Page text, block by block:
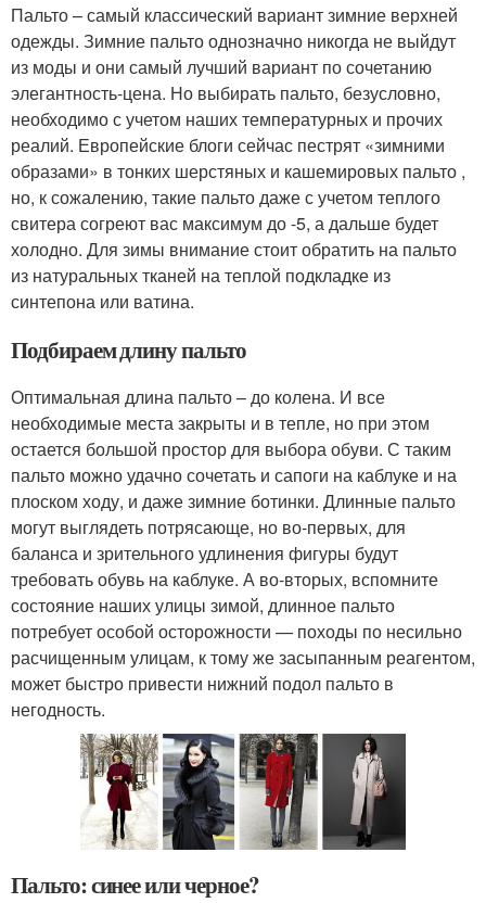
Пальто – самый классический вариант зимние верхней
одежды. Зимние пальто однозначно никогда не выйдут
из моды и они самый лучший вариант по сочетанию
элегантность-цена. Но выбирать пальто, безусловно,
необходимо с учетом наших температурных и прочих
реалий. Европейские блоги сейчас пестрят «зимними
образами» в тонких шерстяных и кашемировых пальто ,
но, к сожалению, такие пальто даже с учетом теплого
свитера согреют вас максимум до -5, а дальше будет
холодно. Для зимы внимание стоит обратить на пальто
из натуральных тканей на теплой подкладке из
синтепона или ватина.
Подбираем длину пальто
Оптимальная длина пальто – до колена. И все
необходимые места закрыты и в тепле, но при этом
остается большой простор для выбора обуви. С таким
пальто можно удачно сочетать и сапоги на каблуке и на
плоском ходу, и даже зимние ботинки. Длинные пальто
могут выглядеть потрясающе, но во-первых, для
баланса и зрительного удлинения фигуры будут
требовать обувь на каблуке. А во-вторых, вспомните
состояние наших улицы зимой, длинное пальто
потребует особой осторожности — походы по несильно
расчищенным улицам, к тому же засыпанным реагентом,
может быстро привести нижний подол пальто в
негодность.
Пальто: синее или черное?